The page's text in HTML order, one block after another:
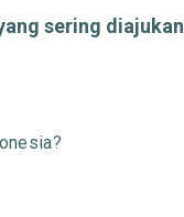
sering diajukan